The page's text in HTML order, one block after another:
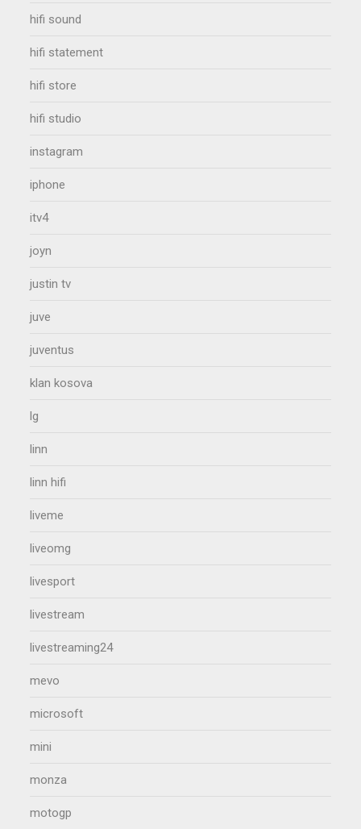
hifi sound
hifi statement
hifi store
hifi studio
instagram
iphone
itv4
joyn
justin tv
juve
juventus
klan kosova
lg
linn
linn hifi
liveme
liveomg
livesport
livestream
livestreaming24
mevo
microsoft
mini
monza
motogp